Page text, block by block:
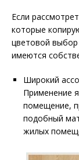
Если
которые
цветовой
имеются
Широкий
Применение
помещение,
подобный
жилых